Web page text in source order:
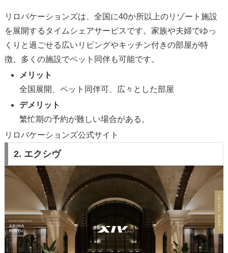
リロバケーションズは、全国に40か所以上のリゾート施設
を展開するタイムシェアサービスです。家族や夫婦でゆっ
くりと過ごせる広いリビングやキッチン付きの部屋が特
徴。多くの施設でペット同伴も可能です。
メリット
全国展開、ペット同伴可、広々とした部屋
デメリット
繁忙期の予約が難しい場合がある。
リロバケーションズ公式サイト
2. エクシヴ